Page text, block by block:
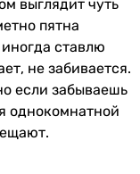
выглядит чуть
пятна
ставлю
не забивается.
если забываешь
однокомнатной